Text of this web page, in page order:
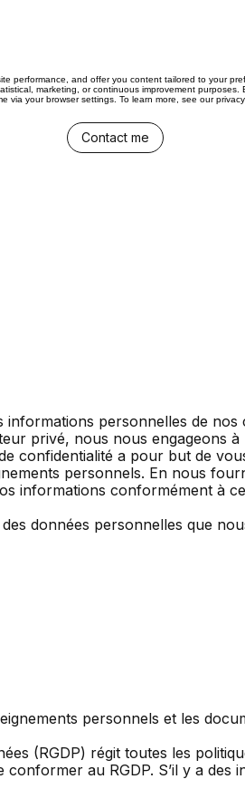
personnelles de nos
privé, nous nous engageons
confidentialité a pour but de
personnels. En nous
informations conformément à
données personnelles que
personnels et les
(RGDP) régit toutes les
au RGDP. S’il y a des
performance, and offer you content tailored to your
marketing, or continuous improvement
your browser settings. To learn more, see our privacy
Contact me